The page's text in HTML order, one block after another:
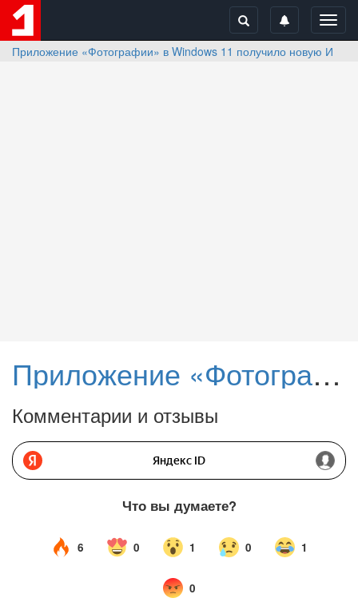
Приложение «Фотографии» в Windows 11 получило новую ИИ-
Приложение «Фотографии» в Windows 11 получило новую ИИ-функцию «Генеративное удаление»
Комментарии и отзывы